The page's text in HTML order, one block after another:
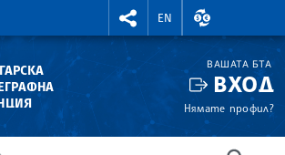
RIGHTMENU.SOCIAL
EN
ВАЛУТНИ
ВАШАТА БТА
ВХОД
Нямате профил?